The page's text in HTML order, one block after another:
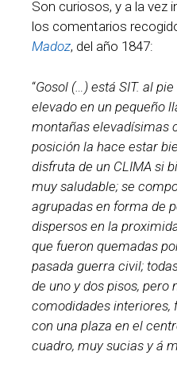
Son curiosos, y a la vez
los comentarios
Madoz, del año 1847:
“Gosol (…) está SIT. al
elevado en un pequeño
montañas elevadísimas
posición la hace estar
disfruta de un CLIMA si
muy saludable; se
agrupadas en forma de
dispersos en la
que fueron quemadas
pasada guerra civil;
de uno y dos pisos,
comodidades interiores,
con una plaza en el
cuadro, muy sucias y á